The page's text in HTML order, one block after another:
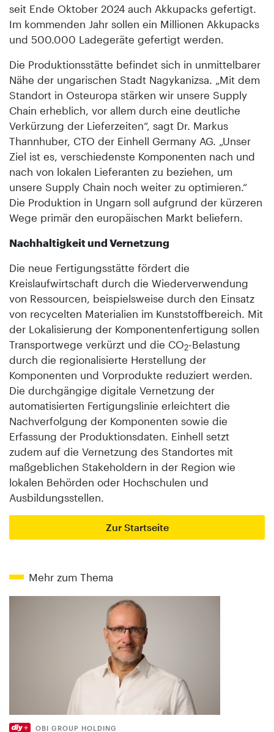
seit Ende Oktober 2024 auch Akkupacks gefertigt.
Im kommenden Jahr sollen ein Millionen Akkupacks
und 500.000 Ladegeräte gefertigt werden.
Die Produktionsstätte befindet sich in unmittelbarer
Nähe der ungarischen Stadt Nagykanizsa. „Mit dem
Standort in Osteuropa stärken wir unsere Supply
Chain erheblich, vor allem durch eine deutliche
Verkürzung der Lieferzeiten“, sagt Dr. Markus
Thannhuber, CTO der Einhell Germany AG. „Unser
Ziel ist es, verschiedenste Komponenten nach und
nach von lokalen Lieferanten zu beziehen, um
unsere Supply Chain noch weiter zu optimieren.“
Die Produktion in Ungarn soll aufgrund der kürzeren
Wege primär den europäischen Markt beliefern.
Nachhaltigkeit und Vernetzung
Die neue Fertigungsstätte fördert die
Kreislaufwirtschaft durch die Wiederverwendung
von Ressourcen, beispielsweise durch den Einsatz
von recycelten Materialien im Kunststoffbereich. Mit
der Lokalisierung der Komponentenfertigung sollen
Transportwege verkürzt und die CO2-Belastung
durch die regionalisierte Herstellung der
Komponenten und Vorprodukte reduziert werden.
Die durchgängige digitale Vernetzung der
automatisierten Fertigungslinie erleichtert die
Nachverfolgung der Komponenten sowie die
Erfassung der Produktionsdaten. Einhell setzt
zudem auf die Vernetzung des Standortes mit
maßgeblichen Stakeholdern in der Region wie
lokalen Behörden oder Hochschulen und
Ausbildungsstellen.
Zur Startseite
Mehr zum Thema
OBI GROUP HOLDING